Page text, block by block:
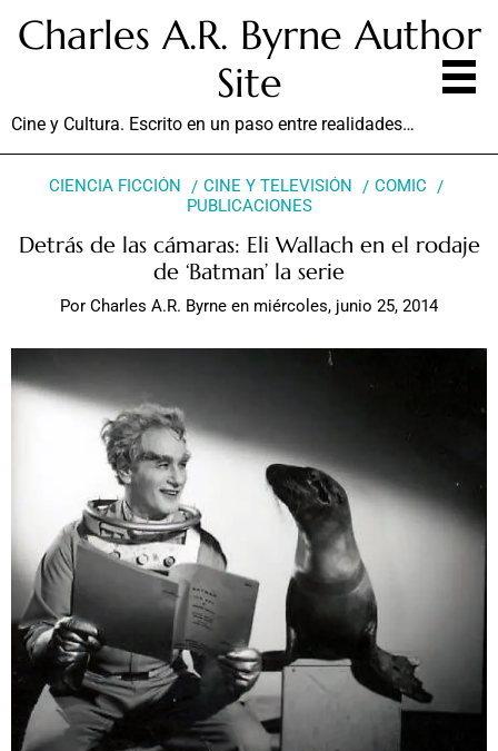
Charles A.R. Byrne Author
Site
Cine y Cultura. Escrito en un paso entre realidades…
CIENCIA FICCIÓN CINE Y TELEVISIÓN
COMIC
PUBLICACIONES
Detrás de las cámaras: Eli Wallach en el rodaje
de ‘Batman’ la serie
Por Charles A.R. Byrne en miércoles, junio 25, 2014